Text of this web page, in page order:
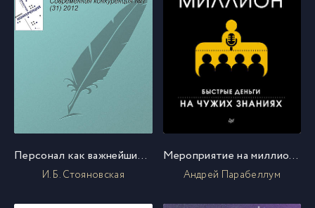
Персонал как важнейший элемент конкурентоспособности компании
И. Б. Стояновская
Мероприятие на миллион. Быстрые деньги на чужих знаниях
Андрей Парабеллум